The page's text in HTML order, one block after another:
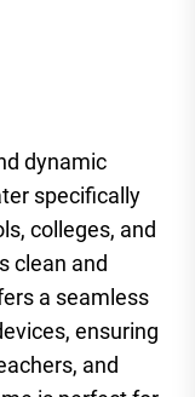
dynamic
specifically
colleges, and
clean and
a seamless
ensuring
and